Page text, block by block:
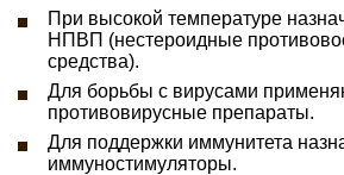
При высокой температуре
НПВП (нестероидные
средства).
Для борьбы с вирусами
противовирусные препараты.
Для поддержки иммунитета
иммуностимуляторы.